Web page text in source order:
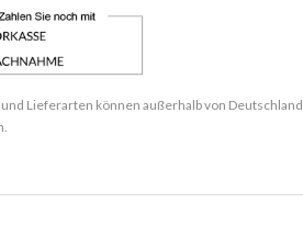
Lieferarten können außerhalb von Deutschland